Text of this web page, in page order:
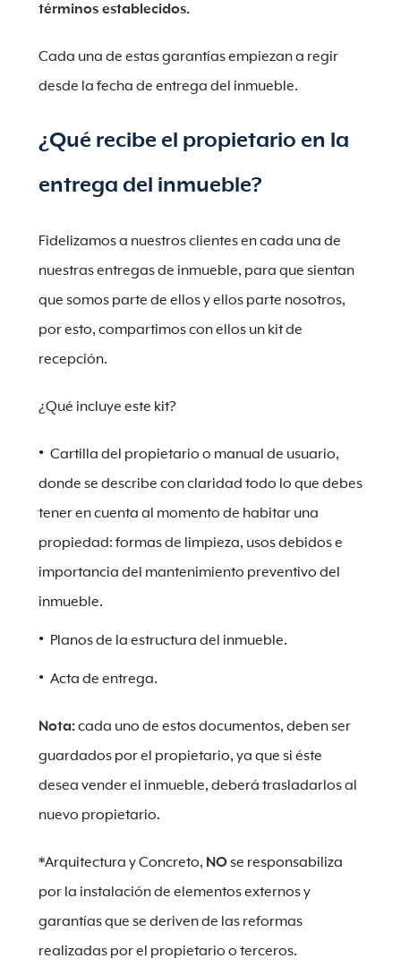
términos establecidos.
Cada una de estas garantías empiezan a regir
desde la fecha de entrega del inmueble.
¿Qué recibe el propietario en la
entrega del inmueble?
Fidelizamos a nuestros clientes en cada una de
nuestras entregas de inmueble, para que sientan
que somos parte de ellos y ellos parte nosotros,
por esto, compartimos con ellos un kit de
recepción.
¿Qué incluye este kit?
Cartilla del propietario o manual de usuario,
donde se describe con claridad todo lo que debes
tener en cuenta al momento de habitar una
propiedad: formas de limpieza, usos debidos e
importancia del mantenimiento preventivo del
inmueble.
Planos de la estructura del inmueble.
Acta de entrega.
Nota:cada uno de estos documentos, deben ser
guardados por el propietario, ya que si éste
desea vender el inmueble, deberá trasladarlos al
nuevo propietario.
*Arquitectura y Concreto, NOse responsabiliza
por la instalación de elementos externos y
garantías que se deriven de las reformas
realizadas por el propietario o terceros.